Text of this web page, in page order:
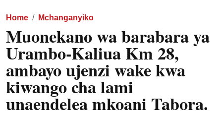
Home Mchanganyiko
Muonekano wa barabara ya
Urambo-Kaliua Km 28,
ambayo ujenzi wake kwa
kiwango cha lami
unaendelea mkoani Tabora.